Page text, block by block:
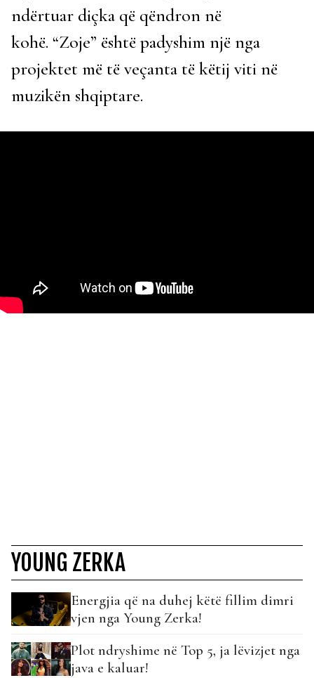
ndërtuar diçka që qëndron në
kohë. “Zoje” është padyshim një nga
projektet më të veçanta të këtij viti në
muzikën shqiptare.
YOUNG ZERKA
Energjia që na duhej këtë fillim dimri
vjen nga Young Zerka!
Plot ndryshime në Top 5, ja lëvizjet nga
java e kaluar!